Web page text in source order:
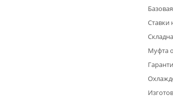
Ставки
Муфта